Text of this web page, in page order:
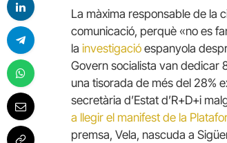
La màxima responsable de la
comunicació, perquè «no es
la investigació espanyola
Govern socialista van dedicar
una tisorada de més del 28%
secretària d’Estat d’R+D+i
a llegir el manifest de la
premsa, Vela, nascuda a